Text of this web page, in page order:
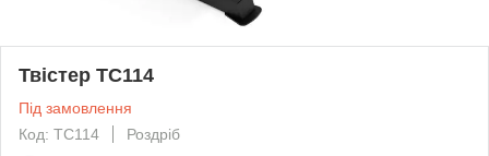
Твістер TC114
Під замовлення
Код: ТС114
Роздріб